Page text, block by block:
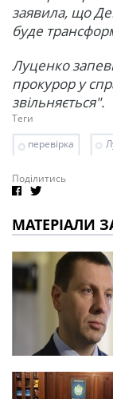
заявила, що
буде
Луценко
прокурор у
звільняється".
Теги
перевірка
Поділитись
МАТЕРІАЛИ